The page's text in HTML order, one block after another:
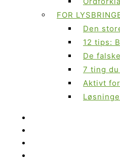
FOR
Den
12 tips:
De
7 ting
Aktivt